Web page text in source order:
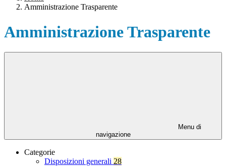
Amministrazione Trasparente
Amministrazione Trasparente
Menu di
navigazione
Categorie
Disposizioni generali 28